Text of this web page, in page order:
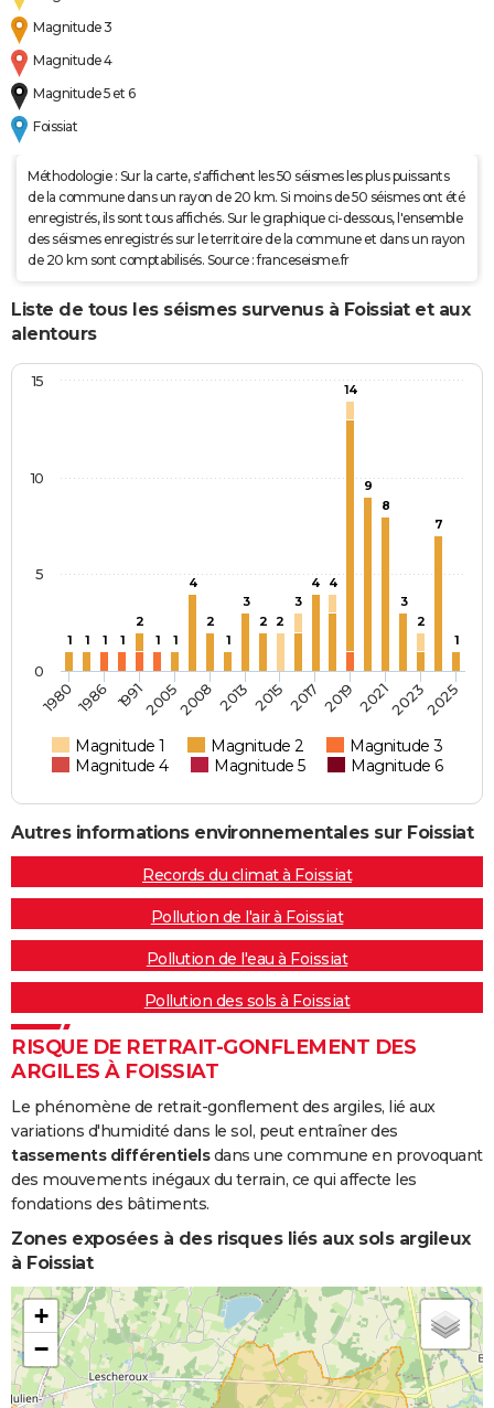
Magnitude 3
Magnitude 4
Magnitude 5 et 6
Foissiat
Méthodologie : Sur la carte, s'affichent les 50 séismes les plus puissants
de la commune dans un rayon de 20 km. Si moins de 50 séismes ont été
enregistrés, ils sont tous affichés. Sur le graphique ci-dessous, l'ensemble
des séismes enregistrés sur le territoire de la commune et dans un rayon
de 20 km sont comptabilisés. Source : franceseisme.fr
Liste de tous les séismes survenus à Foissiat et aux
alentours
1 1 1 1
2
1
1
4
2
1
3
2
2
3
4 4
14
9
8
3
2
7
1
Magnitude 1 Magnitude 2
Magnitude 3
Magnitude 4
Magnitude 5 Magnitude 6
19801986 199120052008 2013 2015 2017 2019 202120232025
0
5
10
15
Autres informations environnementales sur Foissiat
Records du climat à Foissiat
Pollution de l'air à Foissiat
Pollution de l'eau à Foissiat
Pollution des sols à Foissiat
RISQUE DE RETRAIT-GONFLEMENT DES
ARGILES À FOISSIAT
Le phénomène de retrait-gonflement des argiles, lié aux
variations d'humidité dans le sol, peut entraîner des
tassements différentielsdans une commune en provoquant
des mouvements inégaux du terrain, ce qui affecte les
fondations des bâtiments.
Zones exposées à des risques liés aux sols argileux
à Foissiat
+
−